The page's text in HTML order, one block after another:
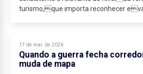
turismo,que importa reconhecer
17 de mar. de 2026
Quando a guerra fecha
muda de mapa